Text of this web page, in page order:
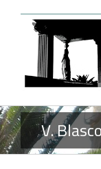
contenido
V.